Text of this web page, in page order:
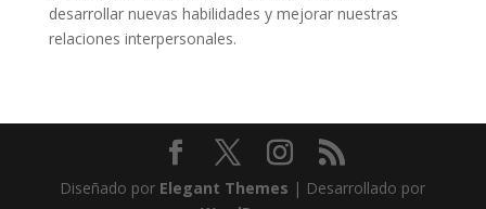
desarrollar nuevas habilidades y mejorar nuestras
relaciones interpersonales.
Diseñado por Elegant Themes | Desarrollado por